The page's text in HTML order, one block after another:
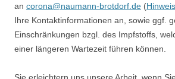
an corona@naumann-brotdorf.de (
Ihre Kontaktinformationen an, sowie ggf.
Einschränkungen bzgl. des Impfstoffs,
einer längeren Wartezeit führen können.